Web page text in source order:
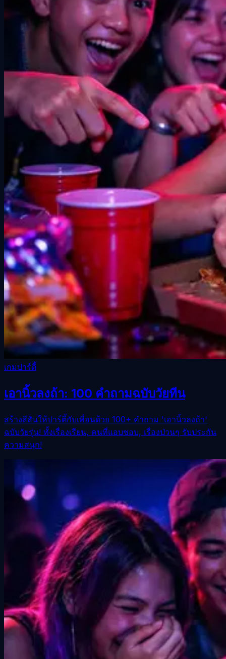
เกมปาร์ตี้
เอานิ้วลงถ้า: 100 คำถามฉบับวัยทีน
สร้างสีสันให้ปาร์ตี้กับเพื่อนด้วย 100+ คำถาม 'เอานิ้วลงถ้า'
ฉบับวัยรุ่น! ทั้งเรื่องเรียน, คนที่แอบชอบ, เรื่องป่วนๆ รับประกัน
ความสนุก!